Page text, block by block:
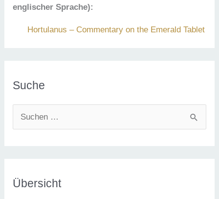
englischer Sprache):
Hortulanus – Commentary on the Emerald Tablet
Suche
u
e
Übersicht